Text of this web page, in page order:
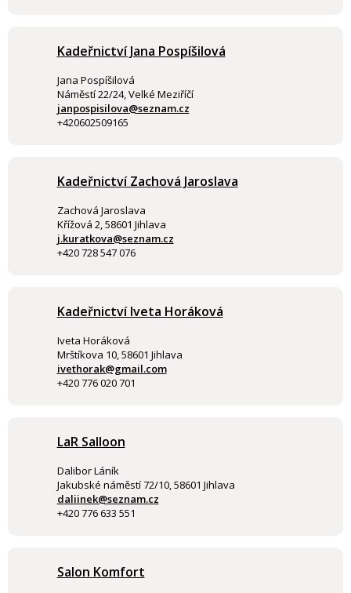
Kadeřnictví Jana Pospíšilová
Jana Pospíšilová
Náměstí 22/24, Velké Meziříčí
janpospisilova@seznam.cz
+420602509165
Kadeřnictví Zachová Jaroslava
Zachová Jaroslava
Křížová 2, 58601 Jihlava
j.kuratkova@seznam.cz
+420 728 547 076
Kadeřnictví Iveta Horáková
Iveta Horáková
Mrštíkova 10, 58601 Jihlava
ivethorak@gmail.com
+420 776 020 701
LaR Salloon
Dalibor Láník
Jakubské náměstí 72/10, 58601 Jihlava
daliinek@seznam.cz
+420 776 633 551
Salon Komfort